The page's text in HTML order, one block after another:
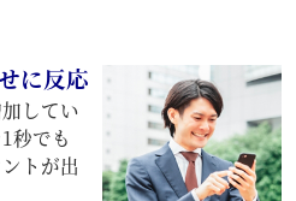
に反応
してい
秒でも
トが出